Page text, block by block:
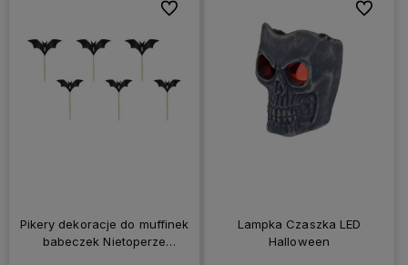
Pikery dekoracje do muffinek
babeczek Nietoperze
Do ulubionych
Lampka Czaszka LED
Halloween
Do